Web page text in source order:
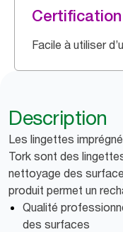
Facile à utiliser
Description
Les lingettes
Tork sont des
nettoyage des
produit permet un
Qualité
des surfaces